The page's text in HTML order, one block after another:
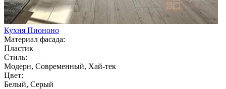
Кухня Пиононо
Материал фасада:
Пластик
Стиль:
Модерн, Современный, Хай-тек
Цвет:
Белый, Серый